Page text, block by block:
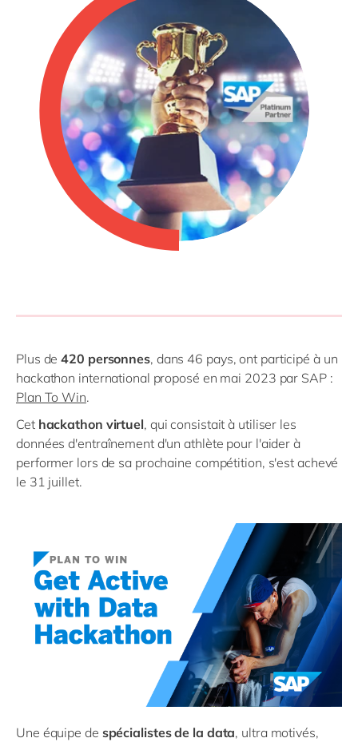
Switzerland
UK & Ireland
USA & Canada
Plus de420 personnes, dans 46 pays, ont participé à un
hackathon international proposé en mai 2023 par SAP :
Plan To Win.
Cet hackathon virtuel, qui consistait à utiliser les
données d'entraînement d'un athlète pour l'aider à
performer lors de sa prochaine compétition, s'est achevé
le 31 juillet.
Une équipe de spécialistes de la data, ultra motivés,